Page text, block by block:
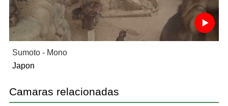
Sumoto - Mono
Japon
Camaras relacionadas